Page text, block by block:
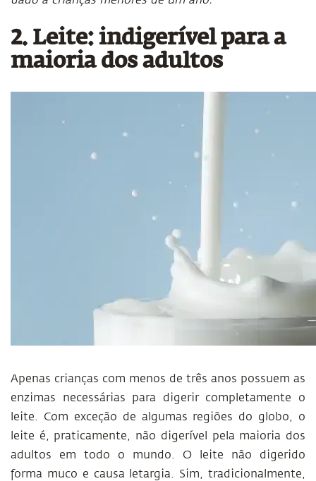
2. Leite: indigerível para a
maioria dos adultos
Apenas crianças com menos de três anos possuem as
enzimas necessárias para digerir completamente o
leite. Com exceção de algumas regiões do globo, o
leite é, praticamente, não digerível pela maioria dos
adultos em todo o mundo. O leite não digerido
forma muco e causa letargia. Sim, tradicionalmente,